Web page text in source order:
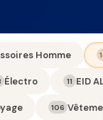
Homme
EID
11
Électro
106